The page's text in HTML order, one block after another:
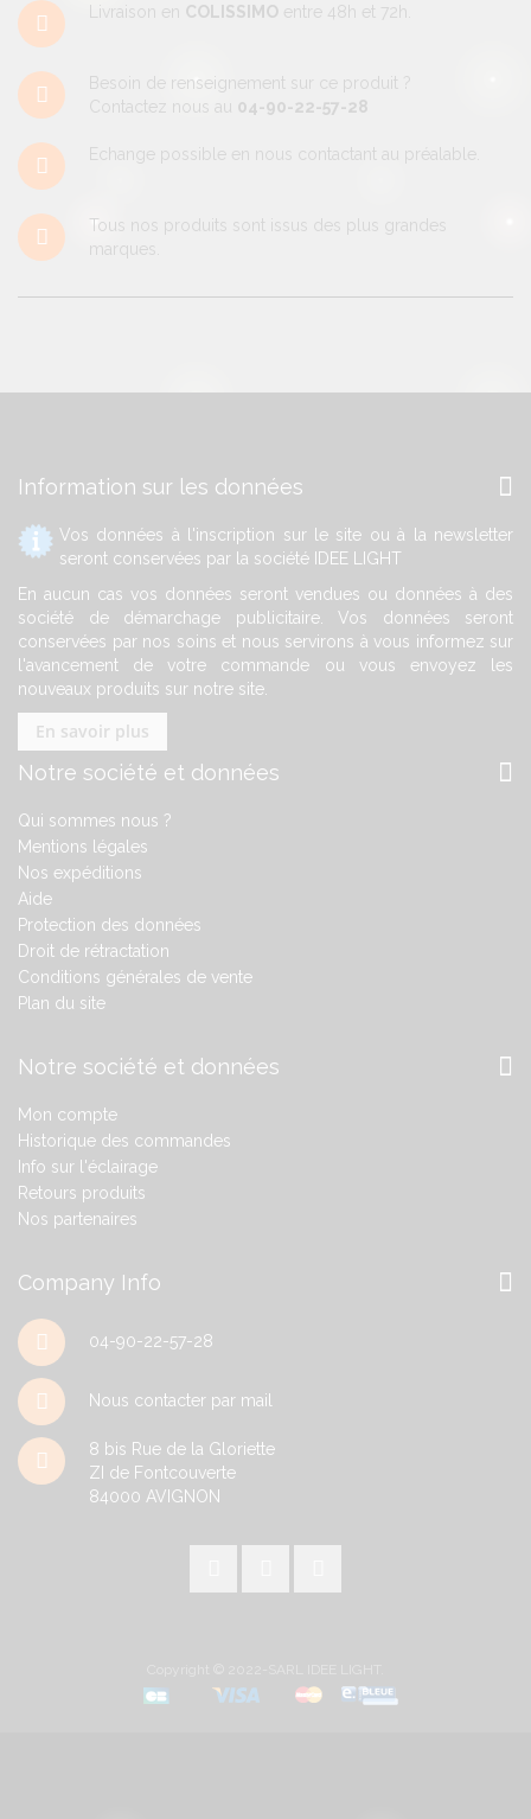
Livraison en COLISSIMO entre 48h et 72h.
Besoin de renseignement sur ce produit ?
Contactez nous au 04-90-22-57-28
Echange possible en nous contactant au préalable.
Tous nos produits sont issus des plus grandes
marques.
Information sur les données
Vos données à l'inscription sur le site ou à la newsletter
seront conservées par la société IDEE LIGHT
En aucun cas vos données seront vendues ou données à des
société de démarchage publicitaire. Vos données seront
conservées par nos soins et nous servirons à vous informez sur
l'avancement de votre commande ou vous envoyez les
nouveaux produits sur notre site.
En savoir plus
Notre société et données
Qui sommes nous ?
Mentions légales
Nos expéditions
Aide
Protection des données
Droit de rétractation
Conditions générales de vente
Plan du site
Notre société et données
Mon compte
Historique des commandes
Info sur l'éclairage
Retours produits
Nos partenaires
Company Info
04-90-22-57-28
Nous contacter par mail
8 bis Rue de la Gloriette
ZI de Fontcouverte
84000 AVIGNON